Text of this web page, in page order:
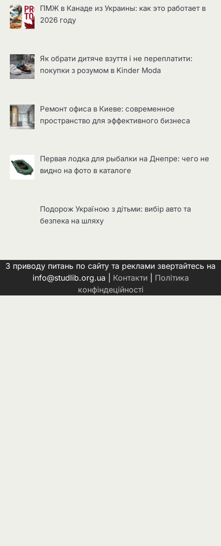
ПМЖ в Канаде из Украины: как это работает в
2026 году
Як обрати дитяче взуття і не переплатити:
покупки з розумом в Kinder Moda
Ремонт офиса в Киеве: современное
пространство для эффективного бизнеса
Первая лодка для рыбалки на Днепре: чего не
видно на фото в каталоге
Подорож Україною з дітьми: вибір авто та
безпека на шляху
З приводу питань по сайту та реклами звертайтесь на
info@studlib.org.ua | Контакти| Політика
конфіндеційності